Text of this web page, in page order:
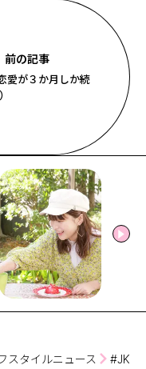
前の記事
が３か月しか続
スタイルニュース #JKラ